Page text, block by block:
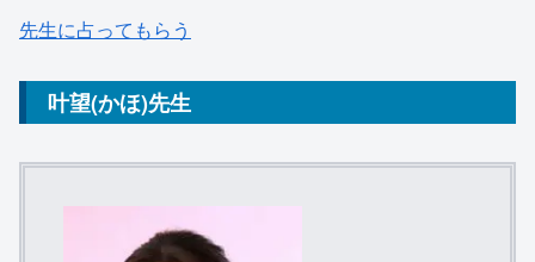
先生に占ってもらう
叶望(かほ)先生